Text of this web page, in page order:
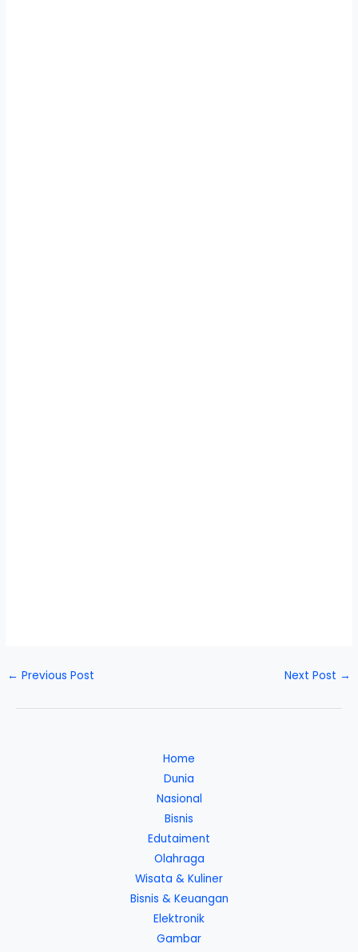
← Previous Post Next Post →
Home
Dunia
Nasional
Bisnis
Edutaiment
Olahraga
Wisata & Kuliner
Bisnis & Keuangan
Elektronik
Gambar